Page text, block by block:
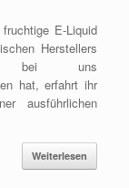
E-Liquid
Herstellers
bei uns
hat, erfahrt ihr
ausführlichen
Weiterlesen